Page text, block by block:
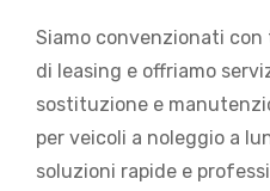
Siamo convenzionati
di leasing e offriamo
sostituzione e
per veicoli a noleggio a
soluzioni rapide e